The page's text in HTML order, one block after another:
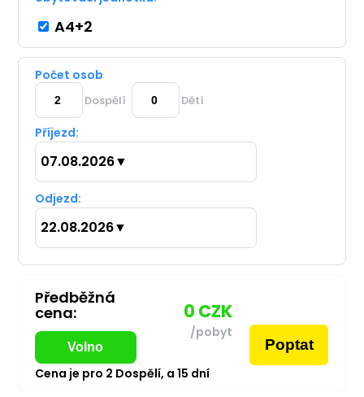
A4+2
Počet osob
Dospělí Dětí
Příjezd:
07.08.2026▼
Odjezd:
22.08.2026▼
Předběžná
cena:
Volno
0 CZK
/pobyt
Poptat
Cena je pro 2 Dospělí, a 15 dní